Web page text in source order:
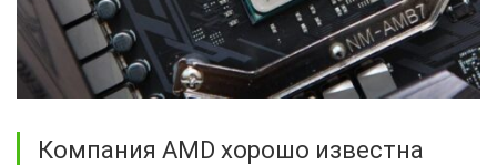
Компания AMD хорошо известна